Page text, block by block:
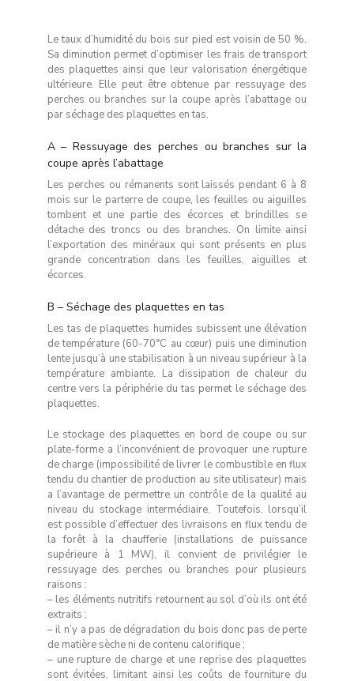
Le taux d’humidité du bois sur pied est voisin de 50 %.
Sa diminution permet d’optimiser les frais de transport
des plaquettes ainsi que leur valorisation énergétique
ultérieure. Elle peut être obtenue par ressuyage des
perches ou branches sur la coupe après l’abattage ou
par séchage des plaquettes en tas.
A – Ressuyage des perches ou branches sur la
coupe après l’abattage
Les perches ou rémanents sont laissés pendant 6 à 8
mois sur le parterre de coupe, les feuilles ou aiguilles
tombent et une partie des écorces et brindilles se
détache des troncs ou des branches. On limite ainsi
l’exportation des minéraux qui sont présents en plus
grande concentration dans les feuilles, aiguilles et
écorces.
B – Séchage des plaquettes en tas
Les tas de plaquettes humides subissent une élévation
de température (60-70°C au cœur) puis une diminution
lente jusqu’à une stabilisation à un niveau supérieur à la
température ambiante. La dissipation de chaleur du
centre vers la périphérie du tas permet le séchage des
plaquettes.
Le stockage des plaquettes en bord de coupe ou sur
plate-forme a l’inconvénient de provoquer une rupture
de charge (impossibilité de livrer le combustible en flux
tendu du chantier de production au site utilisateur) mais
a l’avantage de permettre un contrôle de la qualité au
niveau du stockage intermédiaire. Toutefois, lorsqu’il
est possible d’effectuer des livraisons en flux tendu de
la forêt à la chaufferie (installations de puissance
supérieure à 1 MW), il convient de privilégier le
ressuyage des perches ou branches pour plusieurs
raisons :
– les éléments nutritifs retournent au sol d’où ils ont été
extraits ;
– il n’y a pas de dégradation du bois donc pas de perte
de matière sèche ni de contenu calorifique ;
– une rupture de charge et une reprise des plaquettes
sont évitées, limitant ainsi les coûts de fourniture du